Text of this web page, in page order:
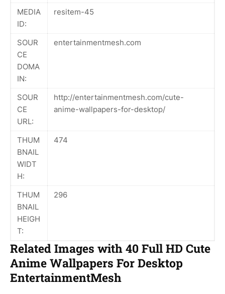
MEDIA
ID:
resitem-45
SOUR
CE
DOMA
IN:
entertainmentmesh.com
SOUR
CE
URL:
http://entertainmentmesh.com/cute-
anime-wallpapers-for-desktop/
THUM
BNAIL
WIDT
H:
474
THUM
BNAIL
HEIGH
T:
296
Related Images with 40 Full HD Cute
Anime Wallpapers For Desktop
EntertainmentMesh